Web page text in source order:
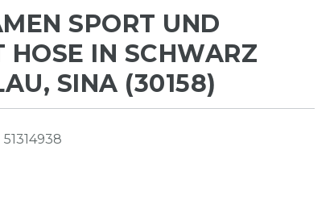
SPORT UND
HOSE IN SCHWARZ
SINA (30158)
51314938